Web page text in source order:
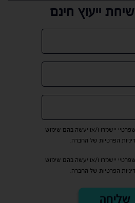
ייעוץ חינם
יישמרו ו/או יעשה בהם שימוש
הפרטיות של החברה.
יישמרו ו/או יעשה בהם שימוש
הפרטיות של החברה.